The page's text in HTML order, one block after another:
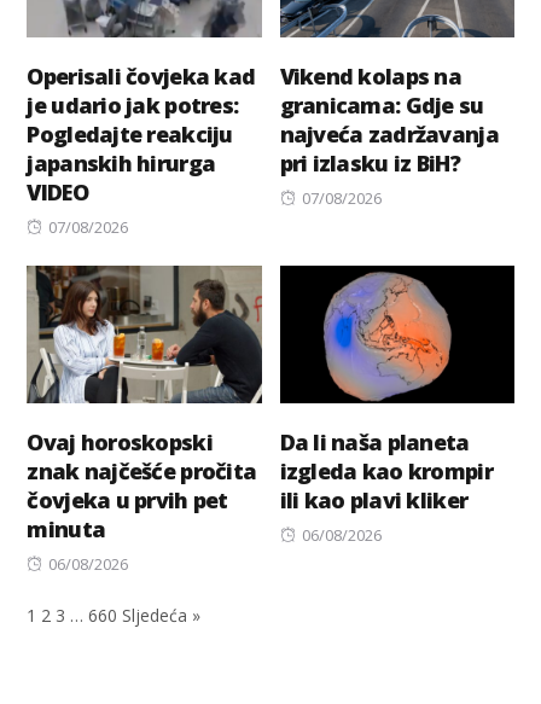
Operisali čovjeka kad
je udario jak potres:
Pogledajte reakciju
japanskih hirurga
VIDEO
Posted
07/08/2026
Vikend kolaps na
granicama: Gdje su
najveća zadržavanja
pri izlasku iz BiH?
Posted
07/08/2026
Ovaj horoskopski
znak najčešće pročita
čovjeka u prvih pet
minuta
Posted
06/08/2026
Da li naša planeta
izgleda kao krompir
ili kao plavi kliker
Posted
06/08/2026
1 2 3 … 660 Sljedeća »